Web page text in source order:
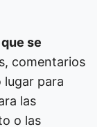
se
comentarios
lugar para
las
o las